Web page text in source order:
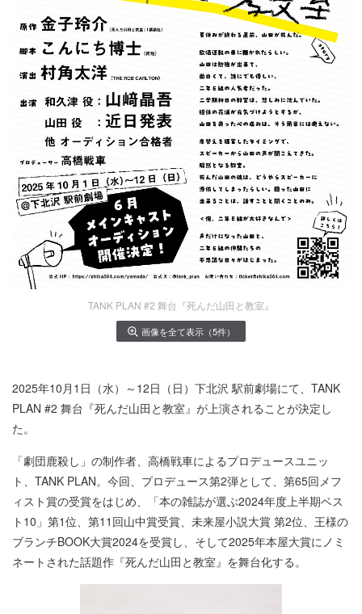
TANK PLAN #2 舞台『死んだ山田と教室』
画像を全て表示（5件）
2025年10月1日（水）～12日（日）下北沢 駅前劇場にて、TANK
PLAN #2 舞台『死んだ山田と教室』が上演されることが決定し
た。
「劇団鹿殺し」の制作者、高橋戦車によるプロデュースユニッ
ト、TANK PLAN。今回、プロデュース第2弾として、第65回メフ
ィスト賞の受賞をはじめ、「本の雑誌が選ぶ2024年度上半期ベス
ト10」第1位、第11回山中賞受賞、未来屋小説大賞 第2位、王様の
ブランチBOOK大賞2024を受賞し、そして2025年本屋大賞にノミ
ネートされた話題作『死んだ山田と教室』を舞台化する。